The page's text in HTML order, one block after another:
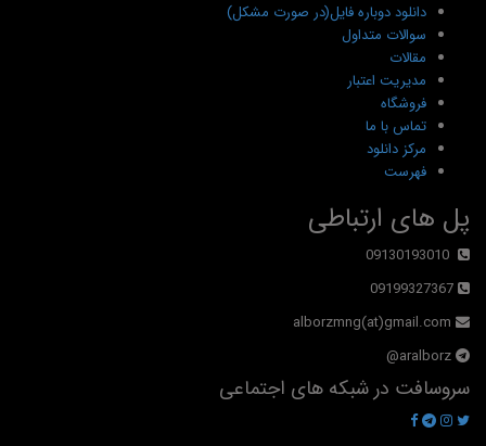
دانلود دوباره فایل(در صورت مشکل)
سوالات متداول
مقالات
مدیریت اعتبار
فروشگاه
تماس با ما
مرکز دانلود
فهرست
پل های ارتباطی
09130193010
09199327367
alborzmng(at)gmail.com
aralborz@
سروسافت در شبکه های اجتماعی